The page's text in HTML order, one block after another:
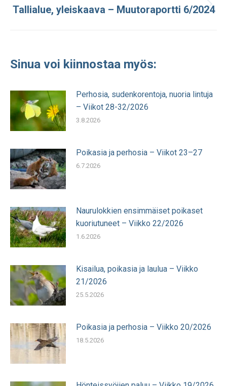
Seuraava
Tallialue, yleiskaava – Muutoraportti 6/2024
Sinua voi kiinnostaa myös:
Perhosia, sudenkorentoja, nuoria lintuja
– Viikot 28-32/2026
3.8.2026
Poikasia ja perhosia – Viikot 23–27
6.7.2026
Naurulokkien ensimmäiset poikaset
kuoriutuneet – Viikko 22/2026
1.6.2026
Kisailua, poikasia ja laulua – Viikko
21/2026
25.5.2026
Poikasia ja perhosia – Viikko 20/2026
18.5.2026